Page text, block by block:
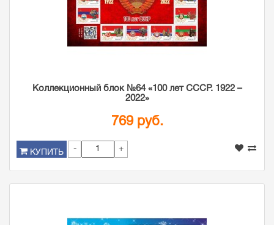
Коллекционный блок №64 «100 лет СССР. 1922 –
2022»
769 руб.
КУПИТЬ - +